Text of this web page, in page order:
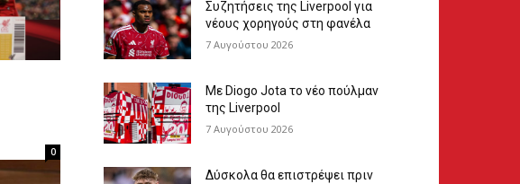
0
Συζητήσεις της Liverpool για
νέους χορηγούς στη φανέλα
7 Αυγούστου 2026
Με Diogo Jota το νέο πούλμαν
της Liverpool
7 Αυγούστου 2026
Δύσκολα θα επιστρέψει πριν